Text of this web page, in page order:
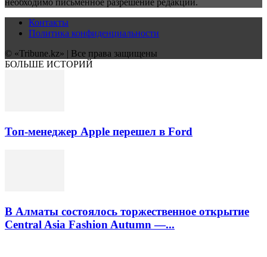
необходимо письменное разрешение редакции.
Контакты
Политика конфиденциальности
© «Tribune.kz» | Все права защищены
БОЛЬШЕ ИСТОРИЙ
Топ-менеджер Apple перешел в Ford
В Алматы состоялось торжественное открытие
Сentral Asia Fashion Autumn —...